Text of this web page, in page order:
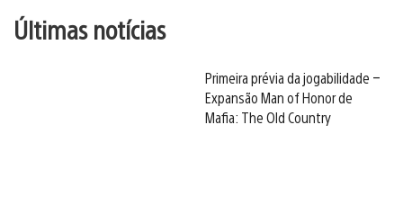
Últimas notícias
Primeira prévia da jogabilidade –
Expansão Man of Honor de
Mafia: The Old Country